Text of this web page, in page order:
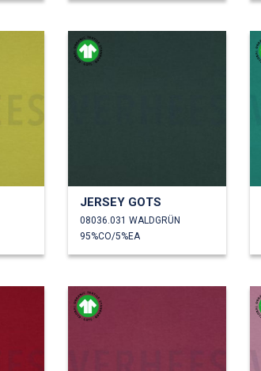
JERSEY GOTS
08036.031 WALDGRÜN
95%CO/5%EA